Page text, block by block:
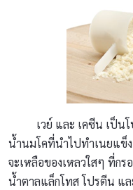
เวย์ และ เคซีน เป็นโป
น้ำนมโคที่นำไปทำเนยแข็
จะเหลือของเหลวใสๆ ที่กรอ
น้ำตาลแล็กโทส โปรตีน แ